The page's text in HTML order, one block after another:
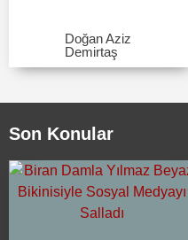
Doğan Aziz
Demirtaş
Son Konular